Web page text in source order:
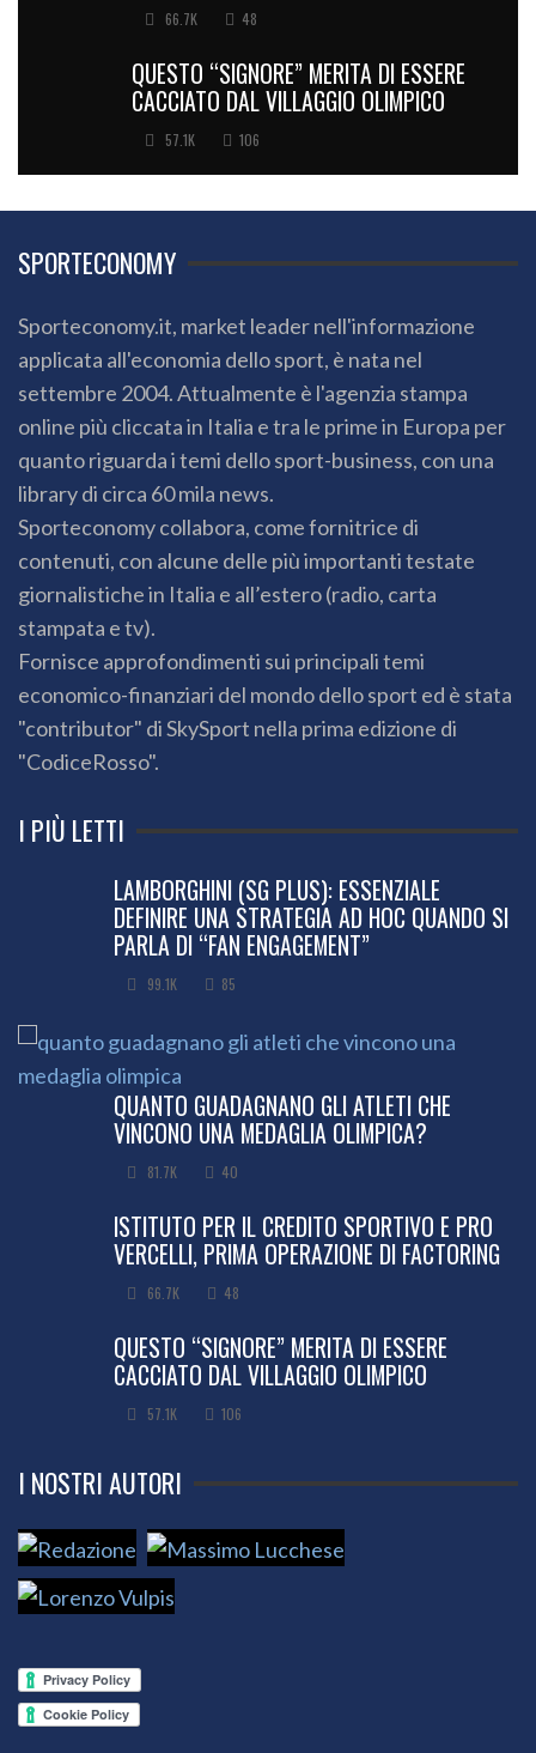
66.7K 48
QUESTO “SIGNORE” MERITA DI ESSERE
CACCIATO DAL VILLAGGIO OLIMPICO
57.1K 106
SPORTECONOMY
Sporteconomy.it, market leader nell'informazione
applicata all'economia dello sport, è nata nel
settembre 2004. Attualmente è l'agenzia stampa
online più cliccata in Italia e tra le prime in Europa per
quanto riguarda i temi dello sport-business, con una
library di circa 60 mila news.
Sporteconomy collabora, come fornitrice di
contenuti, con alcune delle più importanti testate
giornalistiche in Italia e all’estero (radio, carta
stampata e tv).
Fornisce approfondimenti sui principali temi
economico-finanziari del mondo dello sport ed è stata
"contributor" di SkySport nella prima edizione di
"CodiceRosso".
I PIÙ LETTI
LAMBORGHINI (SG PLUS): ESSENZIALE
DEFINIRE UNA STRATEGIA AD HOC QUANDO SI
PARLA DI “FAN ENGAGEMENT”
99.1K 85
QUANTO GUADAGNANO GLI ATLETI CHE
VINCONO UNA MEDAGLIA OLIMPICA?
81.7K 40
ISTITUTO PER IL CREDITO SPORTIVO E PRO
VERCELLI, PRIMA OPERAZIONE DI FACTORING
66.7K 48
QUESTO “SIGNORE” MERITA DI ESSERE
CACCIATO DAL VILLAGGIO OLIMPICO
57.1K 106
I NOSTRI AUTORI